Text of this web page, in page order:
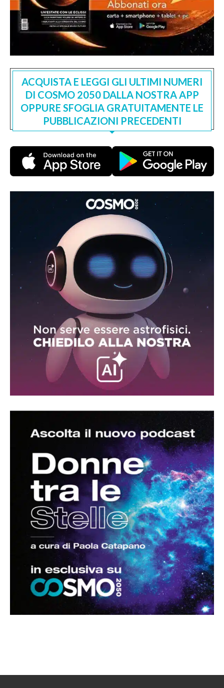
ACQUISTA E LEGGI GLI ULTIMI NUMERI
DI COSMO 2050 DALLA NOSTRA APP
OPPURE SFOGLIA GRATUITAMENTE LE
PUBBLICAZIONI PRECEDENTI